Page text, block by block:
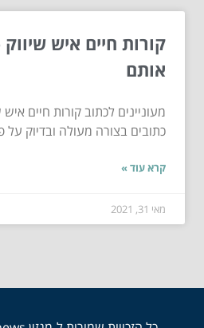
קורות חיים איש
אותם
מעוניינים לכתוב קורות חיים איש
כתובים בצורה מעולה ובדיוק על
קרא עוד »
מאי 31, 2021